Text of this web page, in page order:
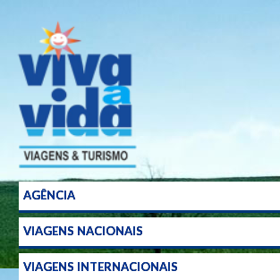
AGÊNCIA
VIAGENS NACIONAIS
VIAGENS INTERNACIONAIS